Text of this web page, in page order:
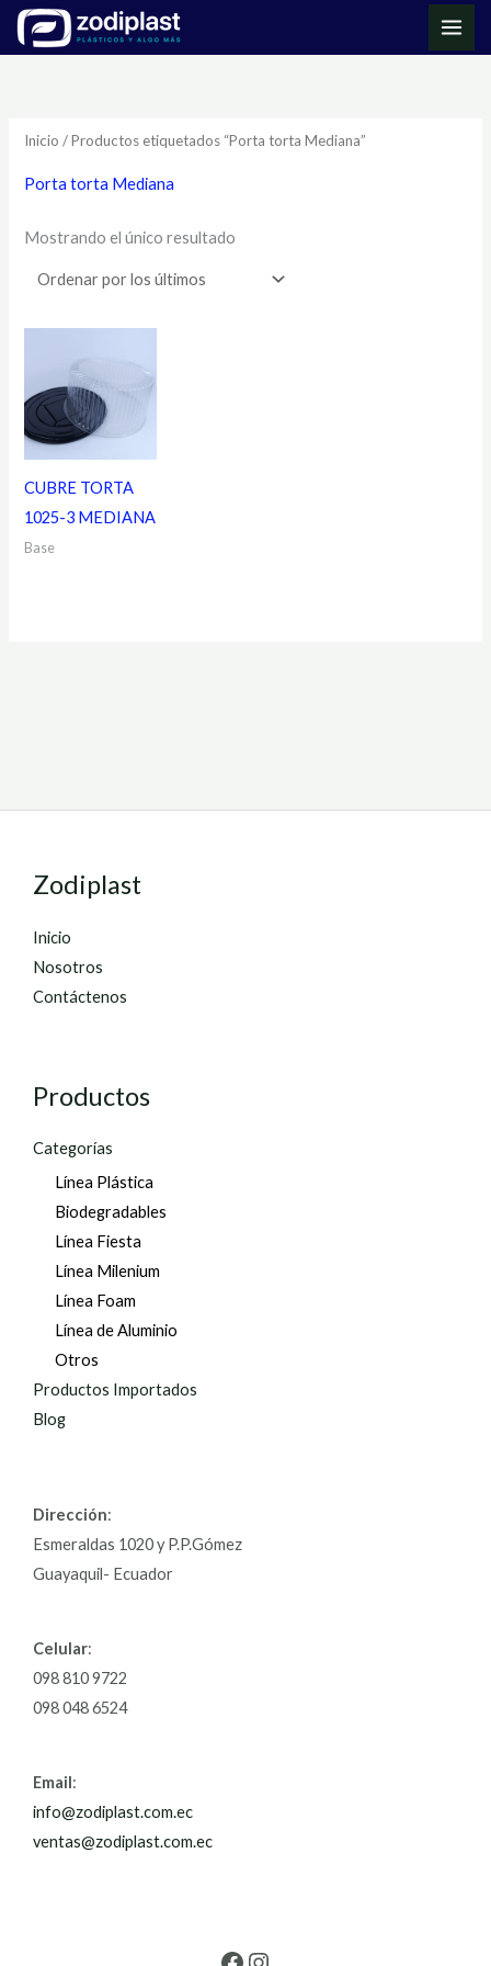
Inicio / Productos etiquetados “Porta torta Mediana”
Porta torta Mediana
Mostrando el único resultado
CUBRE TORTA
1025-3 MEDIANA
Base
Zodiplast
Inicio
Nosotros
Contáctenos
Productos
Categorías
Línea Plástica
Biodegradables
Línea Fiesta
Línea Milenium
Línea Foam
Línea de Aluminio
Otros
Productos Importados
Blog
Dirección:
Esmeraldas 1020 y P.P.Gómez
Guayaquil- Ecuador
Celular:
098 810 9722
098 048 6524
Email:
info@zodiplast.com.ec
ventas@zodiplast.com.ec